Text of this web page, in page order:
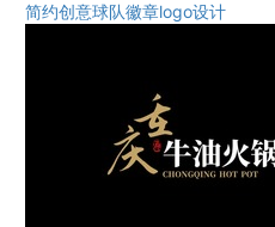
简约创意球队徽章logo设计